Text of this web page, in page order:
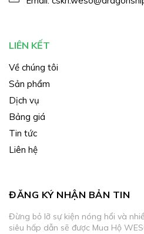
LIÊN KẾT
Về chúng tôi
Sản phẩm
Dịch vụ
Bảng giá
Tin tức
Liên hệ
ĐĂNG KÝ NHẬN BẢN TIN
Đừng bỏ lỡ sự kiện nóng hổi và
siêu hấp dẫn sẽ được Mua Hộ